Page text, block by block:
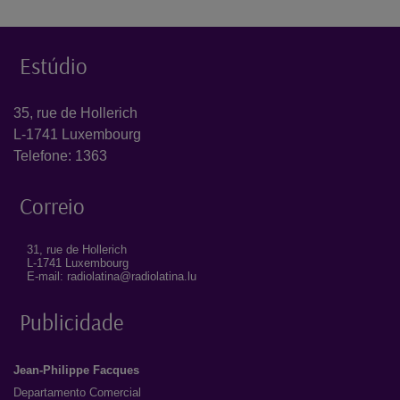
Estúdio
35, rue de Hollerich
L-1741 Luxembourg
Telefone: 1363
Correio
31, rue de Hollerich
L-1741 Luxembourg
E-mail: radiolatina@radiolatina.lu
Publicidade
Jean-Philippe Facques
Departamento Comercial